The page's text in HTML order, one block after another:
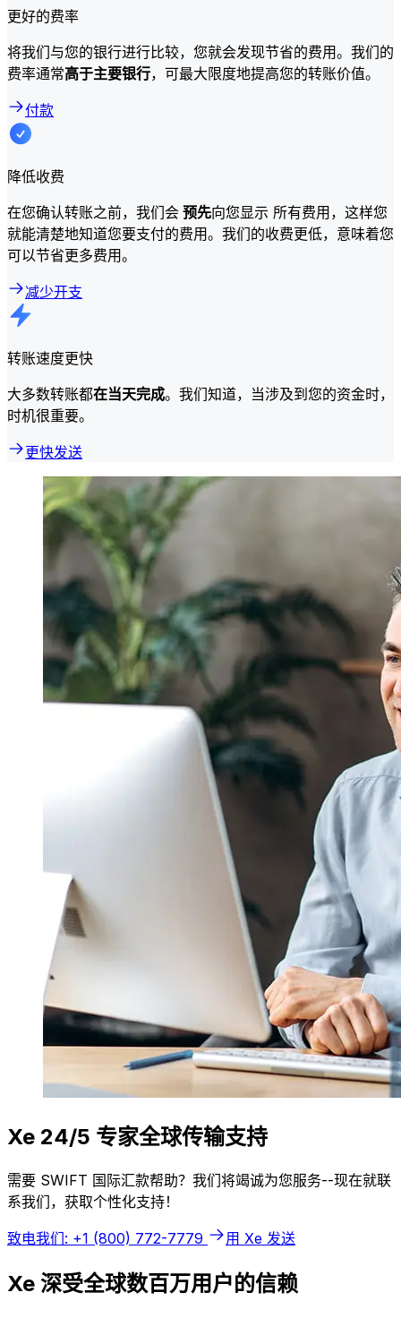
更好的费率
将我们与您的银行进行比较，您就会发现节省的费用。我们的
费率通常高于主要银行，可最大限度地提高您的转账价值。
付款
降低收费
在您确认转账之前，我们会 预先向您显示 所有费用，这样您
就能清楚地知道您要支付的费用。我们的收费更低，意味着您
可以节省更多费用。
减少开支
转账速度更快
大多数转账都在当天完成。我们知道，当涉及到您的资金时，
时机很重要。
更快发送
Xe 24/5 专家全球传输支持
需要 SWIFT 国际汇款帮助？我们将竭诚为您服务--现在就联
系我们，获取个性化支持！
致电我们: +1 (800) 772-7779 用 Xe 发送
Xe 深受全球数百万用户的信赖